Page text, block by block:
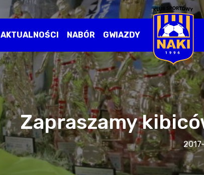
AKTUALNOŚCI NABÓR GWIAZDY
Zapraszamy